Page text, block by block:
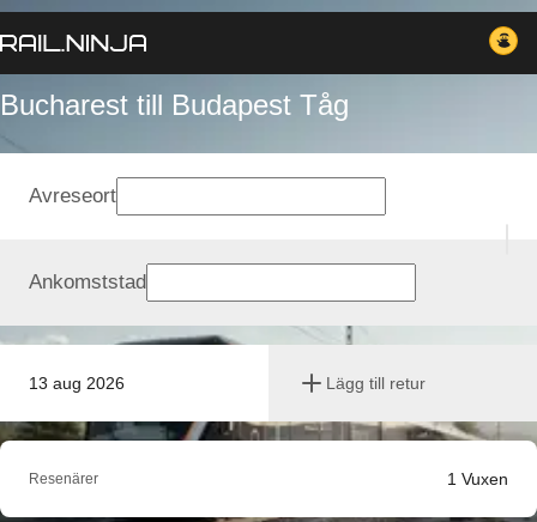
Bucharest till Budapest Tåg
13 aug 2026 Lägg till retur
Avreseort
Ankomststad
Resenärer 1 Vuxen